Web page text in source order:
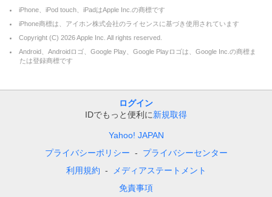
iPhone、iPod touch、iPadはApple Inc.の商標です
iPhone商標は、アイホン株式会社のライセンスに基づき使用されています
Copyright (C) 2026Apple Inc. All rights reserved.
Android、Androidロゴ、Google Play、Google Playロゴは、Google Inc.の商標ま
たは登録商標です
ログイン
IDでもっと便利に新規取得
Yahoo! JAPAN
プライバシーポリシー
プライバシーセンター
利用規約
メディアステートメント
免責事項